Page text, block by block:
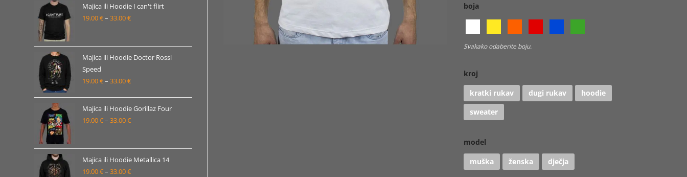
boja
Svakako odaberite boju.
kroj
kratki rukav
dugi rukav
hoodie
sweater
model
muška
ženska dječja
19.00 €
do
Majica ili Hoodie I can't flirt
19.00€– 33.00€Raspon
od
19.00 €
33.00 €
Majica ili Hoodie Doctor Rossi
Speed
19.00€– 33.00€Raspon
od
19.00 €
Majica ili Hoodie Gorillaz Four
19.00€– 33.00€Raspon
od
19.00 €
do
Majica ili Hoodie Metallica 14
19.00€– 33.00€Raspon